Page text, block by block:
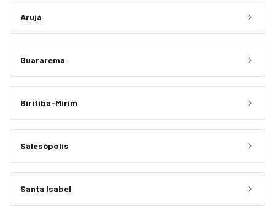
Arujá
Guararema
Biritiba-Mirim
Salesópolis
Santa Isabel